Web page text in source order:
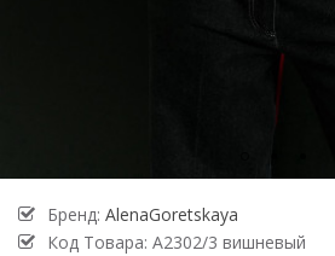
Бренд: AlenaGoretskaya
Код Товара: А2302/3 вишневый